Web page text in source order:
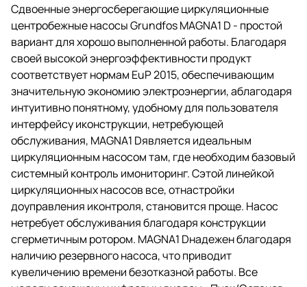
Сдвоенные энергосберегающие циркуляционные
центробежные насосы Grundfos MAGNA1 D - простой
вариант для хорошо выполненной работы. Благодаря
своей высокой энергоэффективности продукт
соответствует нормам EuP 2015, обеспечивающим
значительную экономию электроэнергии, аблагодаря
интуитивно понятному, удобному для пользователя
интерфейсу иконструкции, нетребующей
обслуживания, MAGNA1 Dявляется идеальным
циркуляционным насосом там, где необходим базовый
системный контроль имониторинг. Сэтой линейкой
циркуляционных насосов все, отнастройки
доуправления иконтроля, становится проще. Насос
нетребует обслуживания благодаря конструкции
сгерметичным ротором. MAGNA1 Dнадежен благодаря
наличию резервного насоса, что приводит
кувеличению времени безотказной работы. Все